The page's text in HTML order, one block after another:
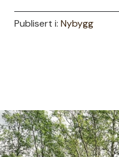
Publisert i: Nybygg